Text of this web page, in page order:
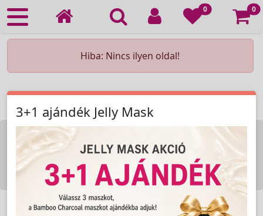
0 0
Hiba: Nincs ilyen oldal!
KOZMETIKAI KÉSZÜLÉK BÉRLÉS
KEZDŐLAP
ELÉRHETŐSÉG
RENDELÉSI FELTÉTELEK
Copyright © 2009-2026 All Rights Reserved.
3+1 ajándék Jelly Mask